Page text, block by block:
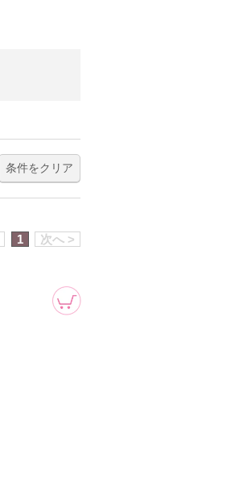
条件をクリア
1 次へ >